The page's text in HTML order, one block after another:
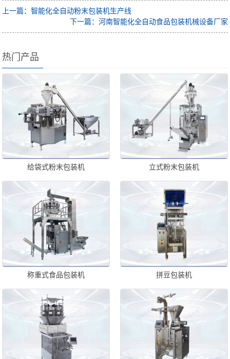
上一篇：智能化全自动粉末包装机生产线
下一篇：河南智能化全自动食品包装机械设备厂家
热门产品
给袋式粉末包装机 立式粉末包装机
称重式食品包装机 拼豆包装机